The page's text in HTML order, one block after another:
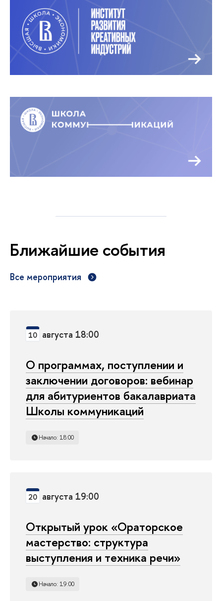
Ближайшие события
Все мероприятия
10 августа 18:00
О программах, поступлении и
заключении договоров: вебинар
для абитуриентов бакалавриата
Школы коммуникаций
Начало: 18:00
20 августа 19:00
Открытый урок «Ораторское
мастерство: структура
выступления и техника речи»
Начало: 19:00